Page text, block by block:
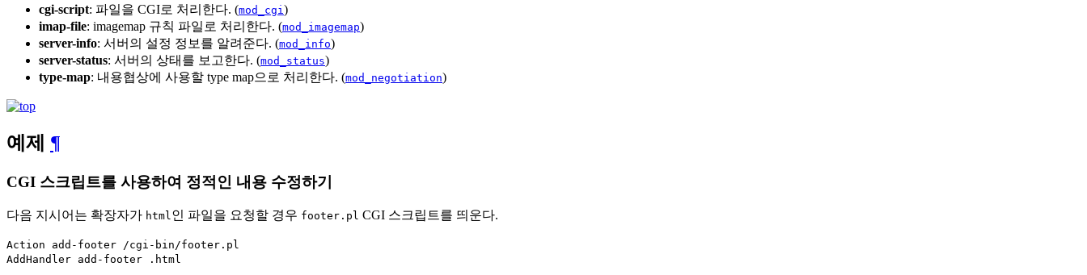
cgi-script: 파일을 CGI로 처리한다. (mod_cgi )
imap-file: imagemap 규칙 파일로 처리한다. (mod_imagemap)
server-info: 서버의 설정 정보를 알려준다. (mod_info)
server-status: 서버의 상태를 보고한다. (mod_status)
type-map: 내용협상에 사용할 type map으로 처리한다. (mod_negotiation)
예제 ¶
CGI 스크립트를 사용하여 정적인 내용 수정하기
다음 지시어는 확장자가 html인 파일을 요청할 경우 footer.pl CGI 스크립트를 띄운다.
Action add-footer /cgi-bin/footer.pl
AddHandler add-footer .html